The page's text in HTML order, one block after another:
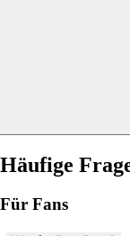
Häufige
Für Fans